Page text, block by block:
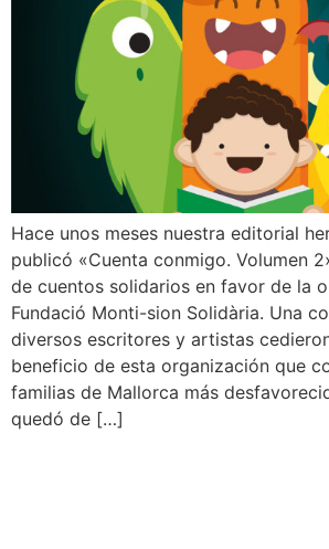
Hace unos meses nuestra editorial
publicó «Cuenta conmigo. Volumen
de cuentos solidarios en favor de la
Fundació Monti-sion Solidària. Una
diversos escritores y artistas
beneficio de esta organización que
familias de Mallorca más
quedó de […]